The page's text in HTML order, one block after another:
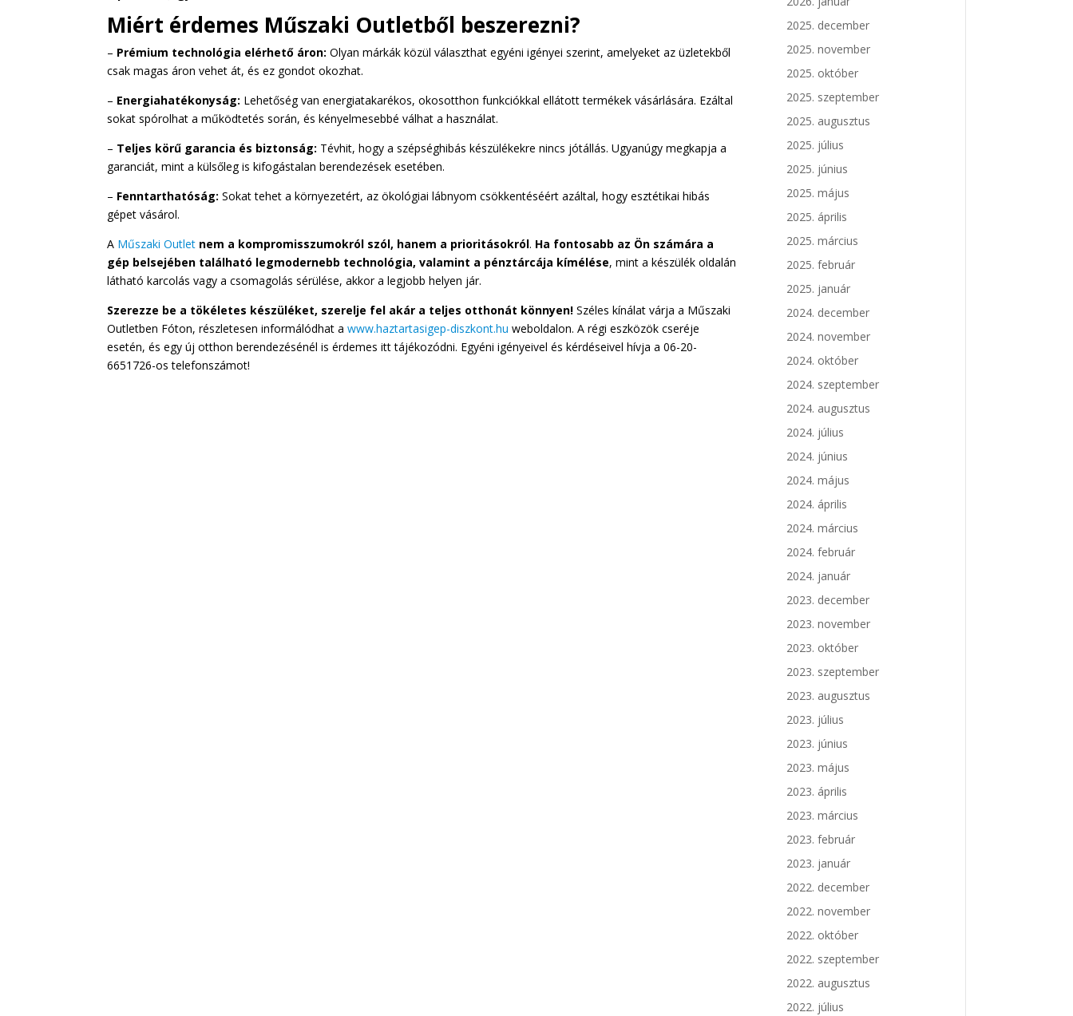
Miért érdemes Műszaki Outletből beszerezni?
– Prémium technológia elérhető áron: Olyan márkák közül választhat egyéni igényei szerint, amelyeket az üzletekből
csak magas áron vehet át, és ez gondot okozhat.
– Energiahatékonyság: Lehetőség van energiatakarékos, okosotthon funkciókkal ellátott termékek vásárlására. Ezáltal
sokat spórolhat a működtetés során, és kényelmesebbé válhat a használat.
– Teljes körű garancia és biztonság: Tévhit, hogy a szépséghibás készülékekre nincs jótállás. Ugyanúgy megkapja a
garanciát, mint a külsőleg is kifogástalan berendezések esetében.
– Fenntarthatóság: Sokat tehet a környezetért, az ökológiai lábnyom csökkentéséért azáltal, hogy esztétikai hibás
gépet vásárol.
A Műszaki Outlet nem a kompromisszumokról szól, hanem a prioritásokról. Ha fontosabb az Ön számára a
gép belsejében található legmodernebb technológia, valamint a pénztárcája kímélése, mint a készülék oldalán
látható karcolás vagy a csomagolás sérülése, akkor a legjobb helyen jár.
Szerezze be a tökéletes készüléket, szerelje fel akár a teljes otthonát könnyen! Széles kínálat várja a Műszaki
Outletben Fóton, részletesen informálódhat awww.haztartasigep-diszkont.hu weboldalon. A régi eszközök cseréje
esetén, és egy új otthon berendezésénél is érdemes itt tájékozódni. Egyéni igényeivel és kérdéseivel hívja a 06-20-
6651726-os telefonszámot!
2025. december
2025. november
2025. október
2025. szeptember
2025. augusztus
2025. július
2025. június
2025. május
2025. április
2025. március
2025. február
2025. január
2024. december
2024. november
2024. október
2024. szeptember
2024. augusztus
2024. július
2024. június
2024. május
2024. április
2024. március
2024. február
2024. január
2023. december
2023. november
2023. október
2023. szeptember
2023. augusztus
2023. július
2023. június
2023. május
2023. április
2023. március
2023. február
2023. január
2022. december
2022. november
2022. október
2022. szeptember
2022. augusztus
2022. július